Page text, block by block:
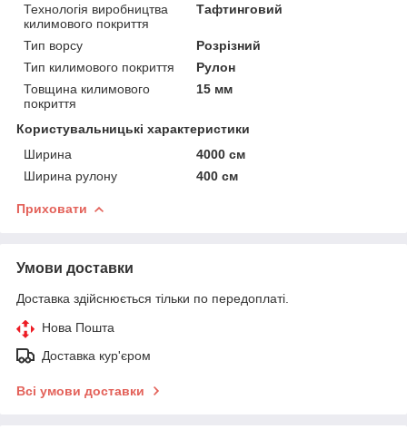
Технологія виробництва
килимового покриття
Тафтинговий
Тип ворсу
Розрізний
Тип килимового покриття
Рулон
Товщина килимового
покриття
15 мм
Користувальницькі характеристики
Ширина
4000 см
Ширина рулону
400 см
Приховати
Умови доставки
Доставка здійснюється тільки по передоплаті.
Нова Пошта
Доставка кур'єром
Всі умови доставки